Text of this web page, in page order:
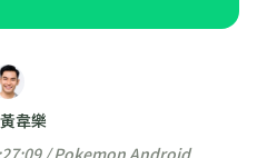
韋樂
/Pokemon Android